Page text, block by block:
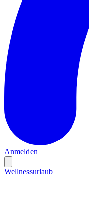
Anmelden
Wellnessurlaub